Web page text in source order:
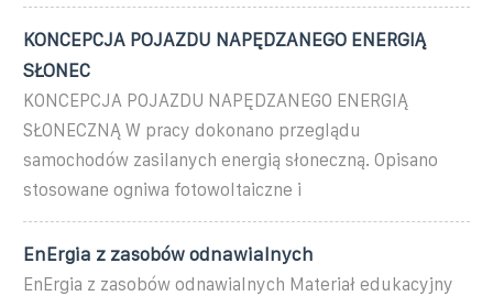
KONCEPCJA POJAZDU NAPĘDZANEGO ENERGIĄ
SŁONEC
KONCEPCJA POJAZDU NAPĘDZANEGO ENERGIĄ
SŁONECZNĄ W pracy dokonano przeglądu
samochodów zasilanych energią słoneczną. Opisano
stosowane ogniwa fotowoltaiczne i
EnErgia z zasobów odnawialnych
EnErgia z zasobów odnawialnych Materiał edukacyjny